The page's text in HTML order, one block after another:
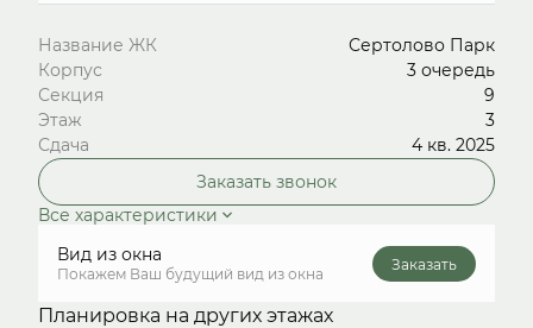
Название ЖК
Сертолово Парк
Корпус
3 очередь
Секция
9
Этаж
3
Сдача
4 кв. 2025
Заказать звонок
Все характеристики
Вид из окна
Покажем Ваш будущий вид из окна
Заказать
Планировка на других этажах